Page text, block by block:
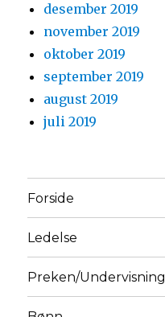
desember 2019
november 2019
oktober 2019
september 2019
august 2019
juli 2019
Forside
Ledelse
Preken/Undervisning